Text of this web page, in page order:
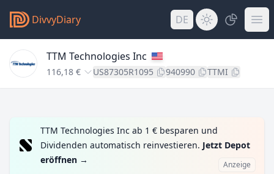
DivvyDiary DE
TTM Technologies Inc
116,18 € US87305R1095 940990 TTMI
TTM Technologies Inc ab 1 € besparen und
Dividenden automatisch reinvestieren. Jetzt Depot
eröffnen → Anzeige